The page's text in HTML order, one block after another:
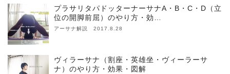
プラサリタパドッターナーサナA・B・C・D（立
位の開脚前屈）のやり方・効…
アーサナ解説 2017.8.28
ヴィラーサナ（割座・英雄坐・ヴィーラーサ
ナ）のやり方・効果・図解